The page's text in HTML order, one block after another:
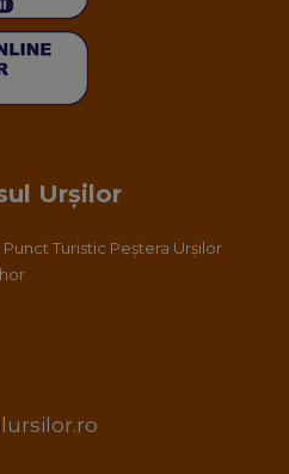
Urșilor
Turistic Peștera Urșilor